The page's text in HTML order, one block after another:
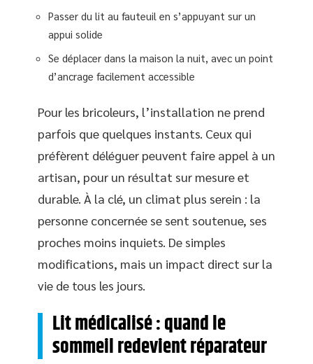
Passer du lit au fauteuil en s’appuyant sur un
appui solide
Se déplacer dans la maison la nuit, avec un point
d’ancrage facilement accessible
Pour les bricoleurs, l’installation ne prend
parfois que quelques instants. Ceux qui
préfèrent déléguer peuvent faire appel à un
artisan, pour un résultat sur mesure et
durable. À la clé, un climat plus serein : la
personne concernée se sent soutenue, ses
proches moins inquiets. De simples
modifications, mais un impact direct sur la
vie de tous les jours.
Lit médicalisé : quand le
sommeil redevient réparateur